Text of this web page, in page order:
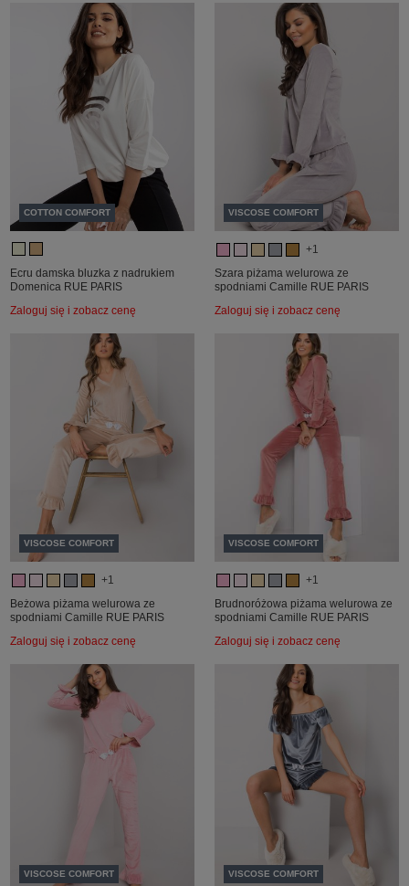
COTTON COMFORT
Ecru damska bluzka z nadrukiem
Domenica RUE PARIS
Zaloguj się i zobacz cenę
VISCOSE COMFORT
+1
Szara piżama welurowa ze
spodniami Camille RUE PARIS
Zaloguj się i zobacz cenę
VISCOSE COMFORT
+1
Beżowa piżama welurowa ze
spodniami Camille RUE PARIS
Zaloguj się i zobacz cenę
VISCOSE COMFORT
+1
Brudnoróżowa piżama welurowa ze
spodniami Camille RUE PARIS
Zaloguj się i zobacz cenę
VISCOSE COMFORT VISCOSE COMFORT